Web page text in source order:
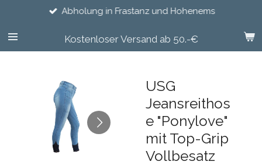
springen
Kostenloser Versand ab 50.-€
Abholung in Frastanz und Hohenems
USG
Jeansreithos
e "Ponylove"
mit Top-Grip
Vollbesatz